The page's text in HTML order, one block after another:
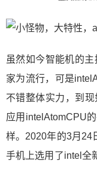
虽然如今智能机的
家为流行，可是
不错整体实力，到
应用intelAtomCPU
样。2020年的3月24
手机上选用了intel全